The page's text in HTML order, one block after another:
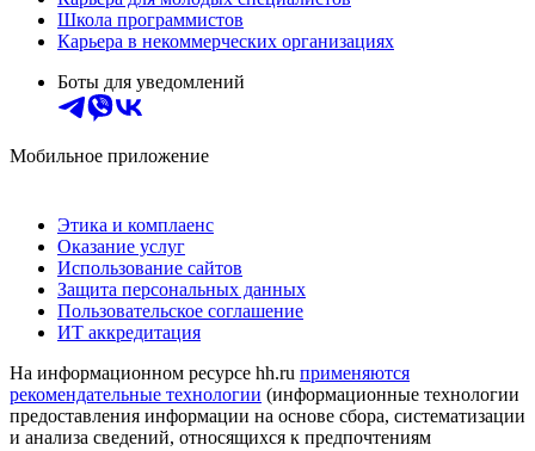
Школа программистов
Карьера в некоммерческих организациях
Боты для уведомлений
Мобильное приложение
Этика и комплаенс
Оказание услуг
Использование сайтов
Защита персональных данных
Пользовательское соглашение
ИТ аккредитация
На информационном ресурсе hh.ru применяются
рекомендательные технологии (информационные технологии
предоставления информации на основе сбора, систематизации
и анализа сведений, относящихся к предпочтениям